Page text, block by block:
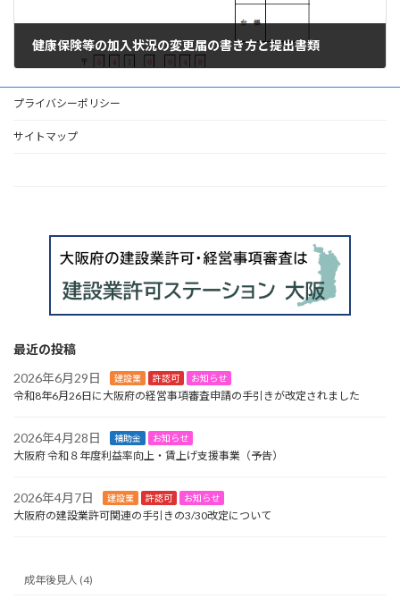
健康保険等の加入状況の変更届の書き方と提出書類
プライバシーポリシー
サイトマップ
最近の投稿
2026年6月29日
建設業 許認可 お知らせ
令和8年6月26日に大阪府の経営事項審査申請の手引きが改定されました
2026年4月28日 補助金 お知らせ
大阪府 令和８年度利益率向上・賃上げ支援事業（予告）
2026年4月7日 建設業 許認可 お知らせ
大阪府の建設業許可関連の手引きの3/30改定について
成年後見人 (4)